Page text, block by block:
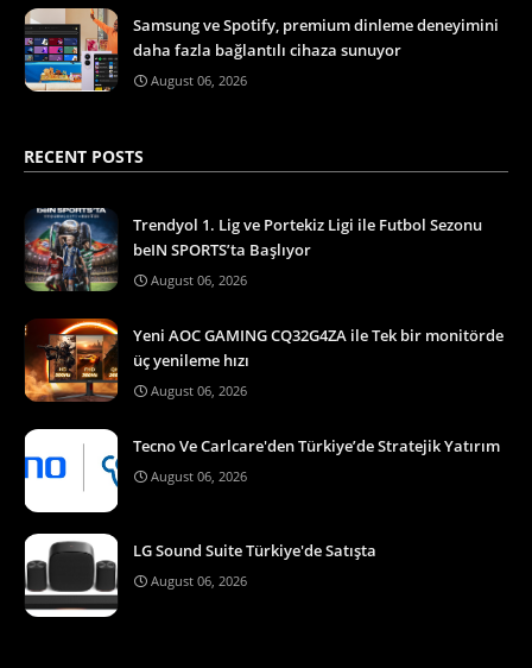
Samsung ve Spotify, premium dinleme deneyimini
daha fazla bağlantılı cihaza sunuyor
August 06, 2026
RECENT POSTS
Trendyol 1. Lig ve Portekiz Ligi ile Futbol Sezonu
beIN SPORTS’ta Başlıyor
August 06, 2026
Yeni AOC GAMING CQ32G4ZA ile Tek bir monitörde
üç yenileme hızı
August 06, 2026
Tecno Ve Carlcare'den Türkiye’de Stratejik Yatırım
August 06, 2026
LG Sound Suite Türkiye'de Satışta
August 06, 2026